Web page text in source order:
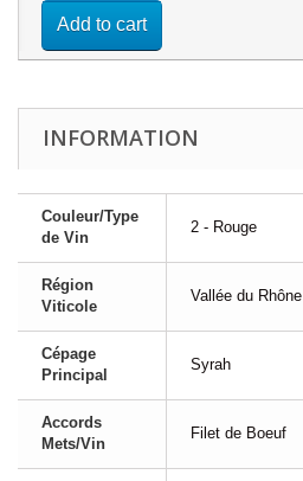
Add to cart
INFORMATION
Couleur/Type
de Vin
2 - Rouge
Région
Viticole
Vallée du Rhône
Cépage
Principal
Syrah
Accords
Mets/Vin
Filet de Boeuf